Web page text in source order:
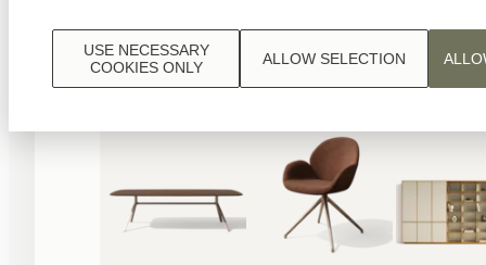
USE NECESSARY
COOKIES ONLY
ALLOW SELECTION
Interior
Design
TEAM
7 Welt